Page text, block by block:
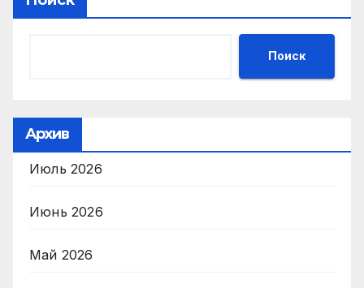
Поиск
Архив
Июль 2026
Июнь 2026
Май 2026